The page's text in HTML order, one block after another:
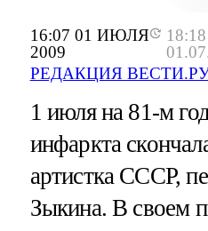
16:07 01 ИЮЛЯ
2009
18:18
РЕДАКЦИЯ
1 июля на 81-м
инфаркта
артистка СССР,
Зыкина. В своем